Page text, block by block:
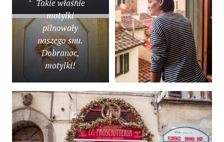
Takie właśnie
motylki
pilnowały
naszego snu.
Dobranoc,
motylki!